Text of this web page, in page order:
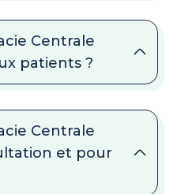
Centrale
patients ?
Centrale
et pour